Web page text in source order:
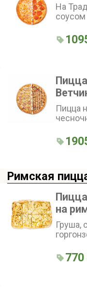
На
Пицца
филе,
лук
Римская
на
Груша,